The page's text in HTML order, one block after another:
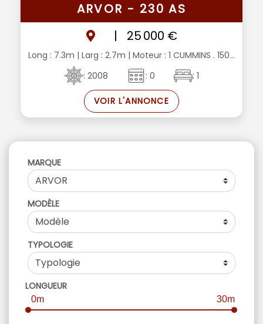
ARVOR - 230 AS
|
25 000 €
Long : 7.3m | Larg : 2.7m | Moteur : 1 CUMMINS . 150...
: 2008
: 0 : 1
VOIR L'ANNONCE
MARQUE
MODÈLE
TYPOLOGIE
LONGUEUR
0m 30m